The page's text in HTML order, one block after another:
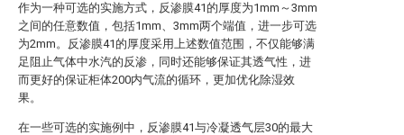
作为一种可选的实施方式，反渗膜41的厚度为1mm～3mm
之间的任意数值，包括1mm、3mm两个端值，进一步可选
为2mm。反渗膜41的厚度采用上述数值范围，不仅能够满
足阻止气体中水汽的反渗，同时还能够保证其透气性，进
而更好的保证柜体200内气流的循环，更加优化除湿效
果。
在一些可选的实施例中，反渗膜41与冷凝透气层30的最大